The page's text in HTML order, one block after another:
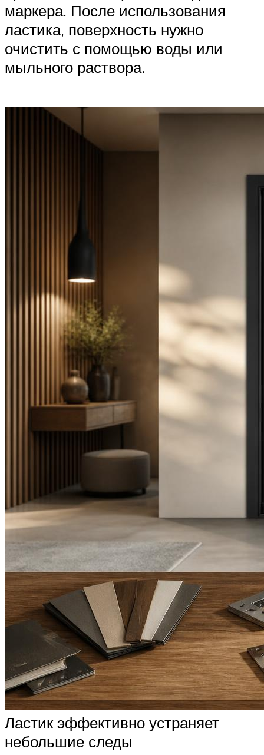
маркера. После использования
ластика, поверхность нужно
очистить с помощью воды или
мыльного раствора.
Ластик эффективно устраняет
небольшие следы